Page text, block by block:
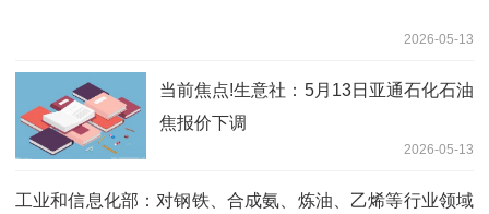
2026-05-13
当前焦点!生意社：5月13日亚通石化石油
焦报价下调
2026-05-13
工业和信息化部：对钢铁、合成氨、炼油、乙烯等行业领域